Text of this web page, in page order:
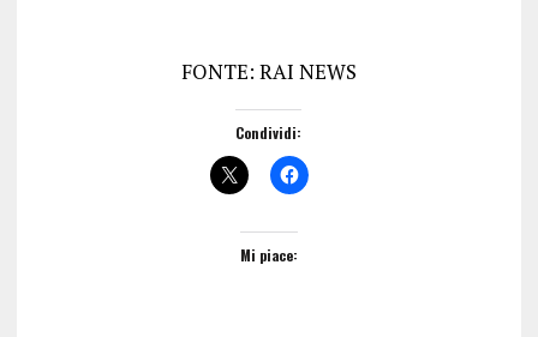
FONTE: RAI NEWS
Condividi:
Mi piace: